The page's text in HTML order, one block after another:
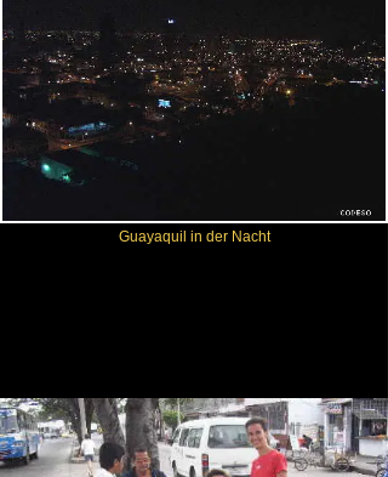
Guayaquil in der Nacht